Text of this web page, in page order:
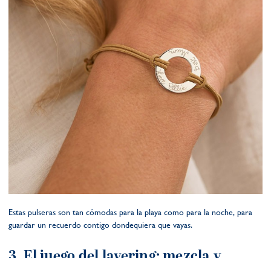
Estas pulseras son tan cómodas para la playa como para la noche, para
guardar un recuerdo contigo dondequiera que vayas.